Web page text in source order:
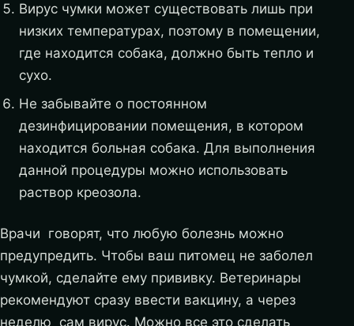
Вирус чумки может существовать лишь при
низких температурах, поэтому в помещении,
где находится собака, должно быть тепло и
сухо.
Не забывайте о постоянном
дезинфицировании помещения, в котором
находится больная собака. Для выполнения
данной процедуры можно использовать
раствор креозола.
Врачи говорят, что любую болезнь можно
предупредить. Чтобы ваш питомец не заболел
чумкой, сделайте ему прививку. Ветеринары
рекомендуют сразу ввести вакцину, а через
неделю сам вирус. Можно все это сделать